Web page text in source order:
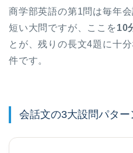
商学部英語の第1問は毎年
短い大問ですが、ここを 10
とが、残りの長文4題に十
件です。
会話文の3大設問パター